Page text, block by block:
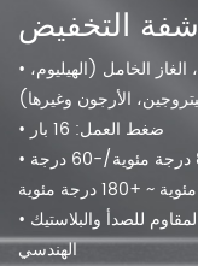
شفة التخفيض
• وسط النقل: الهواء المضغوط، الفراغ، الغاز الخامل (الهيليوم،
• ضغط العمل: 16 بار
• درجة حرارة العمل: -20 درجة مئوية ~ +80 درجة مئوية/-60 درجة
مئوية ~ +180 درجة مئوية
• خصائص المواد: رش الألومنيوم والفولاذ المقاوم للصدأ والبلاستيك
الهندسي